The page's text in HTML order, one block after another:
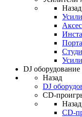
Назад
DJ оборудование
Назад
DJ
CD-
Назад
CD-